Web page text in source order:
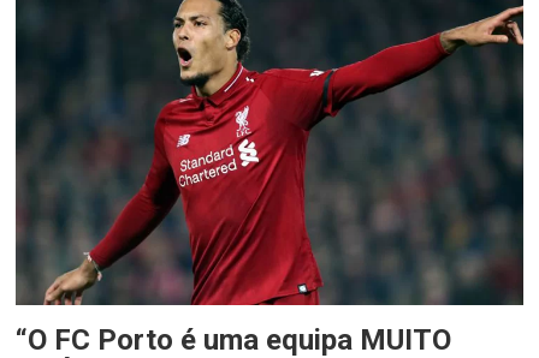
“O FC Porto é uma equipa MUITO